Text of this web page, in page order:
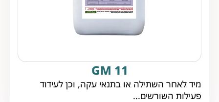
GM 11
מיד לאחר השתילה או בתנאי עקה, וכן לעידוד
פעילות השורשים...